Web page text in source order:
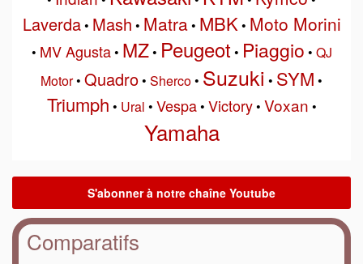
Laverda• Mash • Matra• MBK• Moto Morini
• MV Agusta• MZ• Peugeot • Piaggio • QJ
Motor• Quadro• Sherco• Suzuki • SYM •
Triumph • Ural • Vespa• Victory• Voxan •
Yamaha
Comparatifs